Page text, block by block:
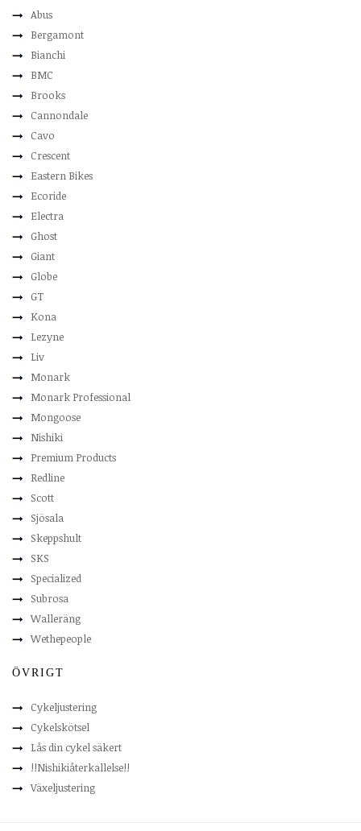
Abus
Bergamont
Bianchi
BMC
Brooks
Cannondale
Cavo
Crescent
Eastern Bikes
Ecoride
Electra
Ghost
Giant
Globe
GT
Kona
Lezyne
Liv
Monark
Monark Professional
Mongoose
Nishiki
Premium Products
Redline
Scott
Sjösala
Skeppshult
SKS
Specialized
Subrosa
Walleräng
Wethepeople
ÖVRIGT
Cykeljustering
Cykelskötsel
Lås din cykel säkert
!!Nishikiåterkallelse!!
Växeljustering